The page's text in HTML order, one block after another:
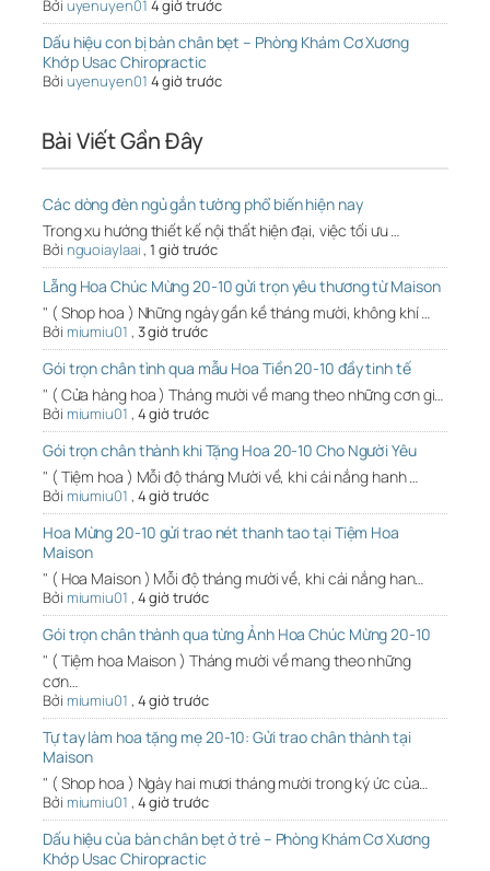
Bởi uyenuyen01 4 giờ trước
Dấu hiệu con bị bàn chân bẹt – Phòng Khám Cơ Xương
Khớp Usac Chiropractic
Bởi uyenuyen01 4 giờ trước
Bài Viết Gần Đây
Các dòng đèn ngủ gắn tường phổ biến hiện nay
Trong xu hướng thiết kế nội thất hiện đại, việc tối ưu …
Bởi nguoiaylaai,1 giờ trước
Lẵng Hoa Chúc Mừng 20-10 gửi trọn yêu thương từ Maison
" ( Shop hoa ) Những ngày gần kề tháng mười, không khí …
Bởi miumiu01 , 3 giờ trước
Gói trọn chân tình qua mẫu Hoa Tiền 20-10 đầy tinh tế
" ( Cửa hàng hoa ) Tháng mười về mang theo những cơn gi…
Bởi miumiu01 , 4 giờ trước
Gói trọn chân thành khi Tặng Hoa 20-10 Cho Người Yêu
" ( Tiệm hoa ) Mỗi độ tháng Mười về, khi cái nắng hanh …
Bởi miumiu01 , 4 giờ trước
Hoa Mừng 20-10 gửi trao nét thanh tao tại Tiệm Hoa
Maison
" ( Hoa Maison ) Mỗi độ tháng mười về, khi cái nắng han…
Bởi miumiu01 , 4 giờ trước
Gói trọn chân thành qua từng Ảnh Hoa Chúc Mừng 20-10
" ( Tiệm hoa Maison ) Tháng mười về mang theo những
cơn…
Bởi miumiu01 , 4 giờ trước
Tự tay làm hoa tặng mẹ 20-10: Gửi trao chân thành tại
Maison
" ( Shop hoa ) Ngày hai mươi tháng mười trong ký ức của…
Bởi miumiu01 , 4 giờ trước
Dấu hiệu của bàn chân bẹt ở trẻ – Phòng Khám Cơ Xương
Khớp Usac Chiropractic